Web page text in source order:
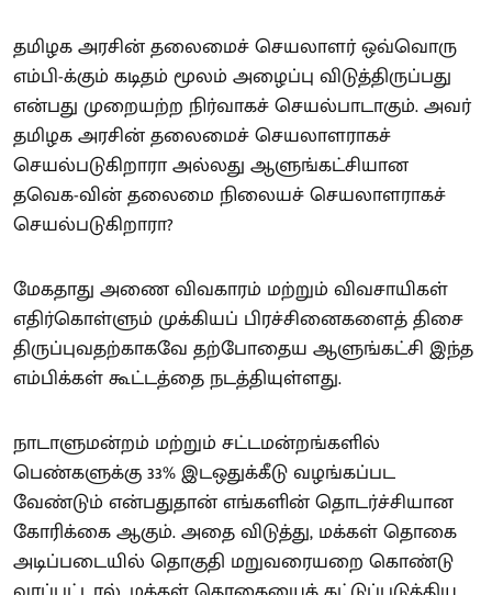
தமிழக அரசின் தலைமைச் செயலாளர் ஒவ்வொரு
எம்பி-க்கும் கடிதம் மூலம் அழைப்பு விடுத்திருப்பது
என்பது முறையற்ற நிர்வாகச் செயல்பாடாகும். அவர்
தமிழக அரசின் தலைமைச் செயலாளராகச்
செயல்படுகிறாரா அல்லது ஆளுங்கட்சியான
தவெக-வின் தலைமை நிலையச் செயலாளராகச்
செயல்படுகிறாரா?
மேகதாது அணை விவகாரம் மற்றும் விவசாயிகள்
எதிர்கொள்ளும் முக்கியப் பிரச்சினைகளைத் திசை
திருப்புவதற்காகவே தற்போதைய ஆளுங்கட்சி இந்த
எம்பிக்கள் கூட்டத்தை நடத்தியுள்ளது.
நாடாளுமன்றம் மற்றும் சட்டமன்றங்களில்
பெண்களுக்கு 33% இடஒதுக்கீடு வழங்கப்பட
வேண்டும் என்பதுதான் எங்களின் தொடர்ச்சியான
கோரிக்கை ஆகும். அதை விடுத்து, மக்கள் தொகை
அடிப்படையில் தொகுதி மறுவரையறை கொண்டு